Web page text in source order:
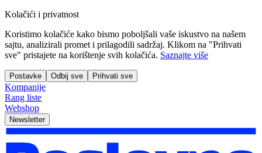
Kolačići i privatnost
Koristimo kolačiće kako bismo poboljšali vaše iskustvo na našem
sajtu, analizirali promet i prilagodili sadržaj. Klikom na "Prihvati
sve" pristajete na korištenje svih kolačića. Saznajte više
Postavke Odbij sve Prihvati sve
Kompanije
Rang liste
Webshop
Newsletter